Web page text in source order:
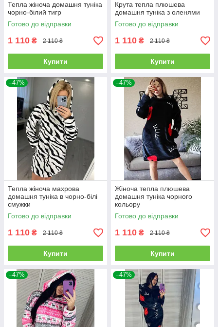
Тепла жіноча домашня туніка
чорно-білий тигр
Готово до відправки
1 110 ₴ 2 110 ₴
Купити
Крута тепла плюшева
домашня туніка з оленями
Готово до відправки
1 110 ₴ 2 110 ₴
Купити
–47%
Тепла жіноча махрова
домашня туніка в чорно-білі
смужки
Готово до відправки
1 110 ₴ 2 110 ₴
Купити
–47%
Жіноча тепла плюшева
домашня туніка чорного
кольору
Готово до відправки
1 110 ₴ 2 110 ₴
Купити
–47% –47%